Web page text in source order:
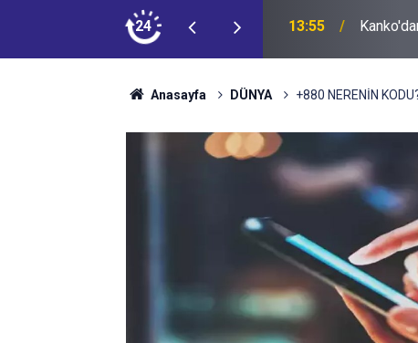
24 12:55 İzmit 95
Anasayfa DÜNYA +880 NERENİN